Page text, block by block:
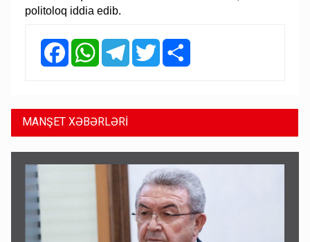
politoloq iddia edib.
FacebookWhatsAppTelegramTwitter
MANŞET XƏBƏRLƏRİ